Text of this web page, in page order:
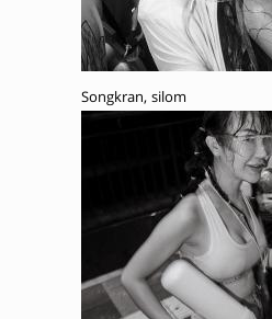
Songkran, silom